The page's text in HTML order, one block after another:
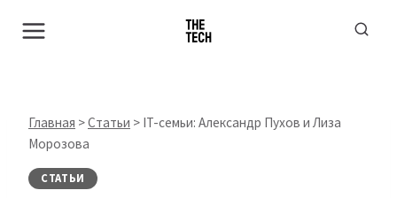
Главная >Статьи > IT-семьи: Александр Пухов и Лиза
Морозова
СТАТЬИ